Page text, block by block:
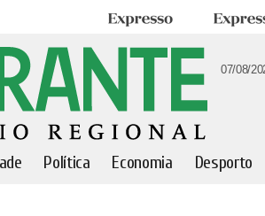
Expresso
07/08/
Política Economia Desporto